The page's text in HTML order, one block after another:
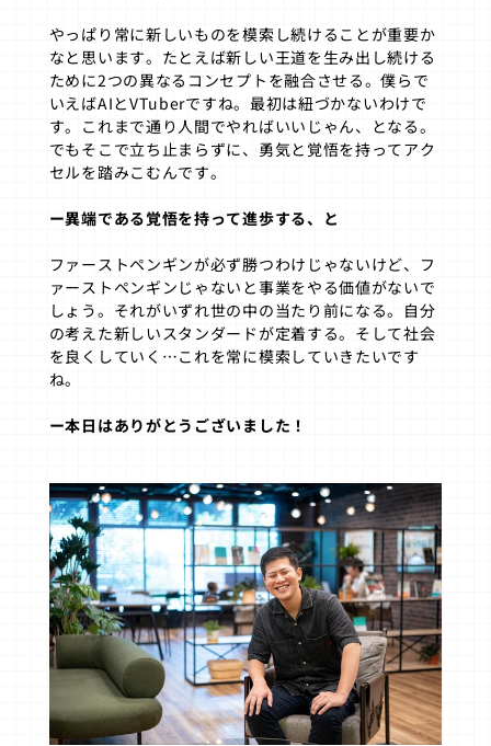
やっぱり常に新しいものを模索し続けることが重要か
なと思います。たとえば新しい王道を生み出し続ける
ために2つの異なるコンセプトを融合させる。僕らで
いえばAIとVTuberですね。最初は紐づかないわけで
す。これまで通り人間でやればいいじゃん、となる。
でもそこで立ち止まらずに、勇気と覚悟を持ってアク
セルを踏みこむんです。
ー異端である覚悟を持って進歩する、と
ファーストペンギンが必ず勝つわけじゃないけど、フ
ァーストペンギンじゃないと事業をやる価値がないで
しょう。それがいずれ世の中の当たり前になる。自分
の考えた新しいスタンダードが定着する。そして社会
を良くしていく…これを常に模索していきたいです
ね。
ー本日はありがとうございました！